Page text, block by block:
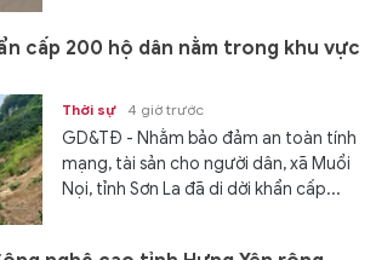
cấp 200 hộ dân nằm trong khu vực
Thời sự 4 giờ trước
GD&TĐ - Nhằm bảo đảm an toàn tính
mạng, tài sản cho người dân, xã Muổi
Nọi, tỉnh Sơn La đã di dời khẩn cấp...